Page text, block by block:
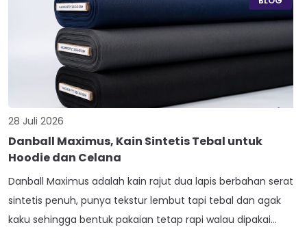
28 Juli 2026
Danball Maximus, Kain Sintetis Tebal untuk
Hoodie dan Celana
Danball Maximus adalah kain rajut dua lapis berbahan serat
sintetis penuh, punya tekstur lembut tapi tebal dan agak
kaku sehingga bentuk pakaian tetap rapi walau dipakai